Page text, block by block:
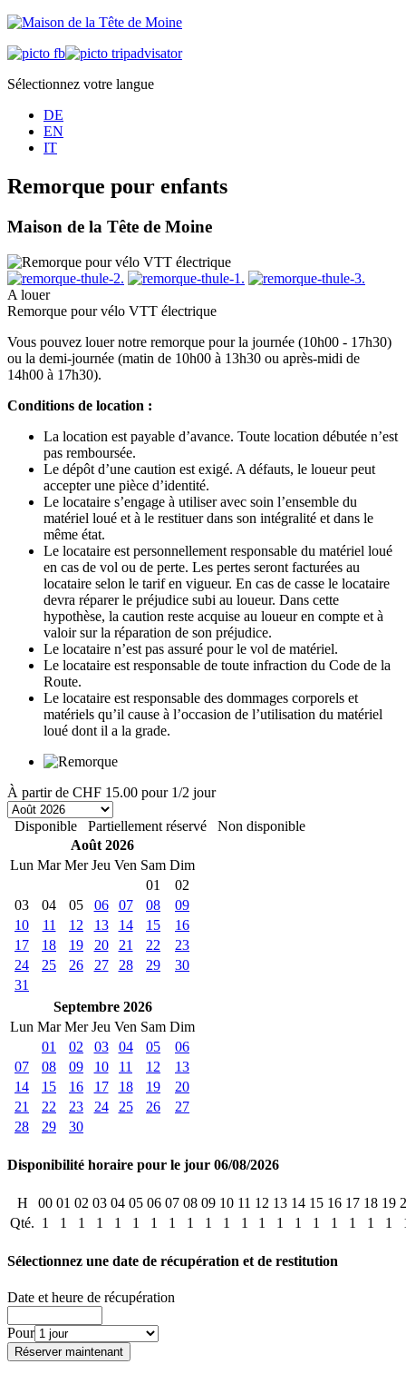
Sélectionnez votre langue
DE
EN
IT
Remorque pour enfants
Maison de la Tête de Moine
A louer
Remorque pour vélo VTT électrique
Vous pouvez louer notre remorque pour la journée (10h00 - 17h30)
ou la demi-journée (matin de 10h00 à 13h30 ou après-midi de
14h00 à 17h30).
Conditions de location :
La location est payable d’avance. Toute location débutée n’est
pas remboursée.
Le dépôt d’une caution est exigé. A défauts, le loueur peut
accepter une pièce d’identité.
Le locataire s’engage à utiliser avec soin l’ensemble du
matériel loué et à le restituer dans son intégralité et dans le
même état.
Le locataire est personnellement responsable du matériel loué
en cas de vol ou de perte. Les pertes seront facturées au
locataire selon le tarif en vigueur. En cas de casse le locataire
devra réparer le préjudice subi au loueur. Dans cette
hypothèse, la caution reste acquise au loueur en compte et à
valoir sur la réparation de son préjudice.
Le locataire n’est pas assuré pour le vol de matériel.
Le locataire est responsable de toute infraction du Code de la
Route.
Le locataire est responsable des dommages corporels et
matériels qu’il cause à l’occasion de l’utilisation du matériel
loué dont il a la grade.
À partir de CHF 15.00 pour 1/2 jour
Disponible Partiellement réservé
Non disponible
Août 2026
Lun Mar Mer Jeu Ven Sam Dim
01
02
03
04 05 06 07 08
09
10
11 12 13 14 15
16
17
18 19 20 21 22
23
24
25 26 27 28 29
30
31
Septembre 2026
Lun Mar Mer Jeu Ven Sam Dim
01
02 03 04 05
06
07
08 09 10 11 12
13
14
15 16 17 18 19
20
21
22 23 24 25 26
27
28
29 30
Disponibilité horaire pour le jour 06/08/2026
H 00 01 02 03 04 05 06 07 08 09 10 11 12 13 14 15 16 17 18 19
Qté. 1 1 1 1 1 1 1 1 1 1 1 1 1 1 1 1 1 1 1 1
Sélectionnez une date de récupération et de restitution
Date et heure de récupération
Pour